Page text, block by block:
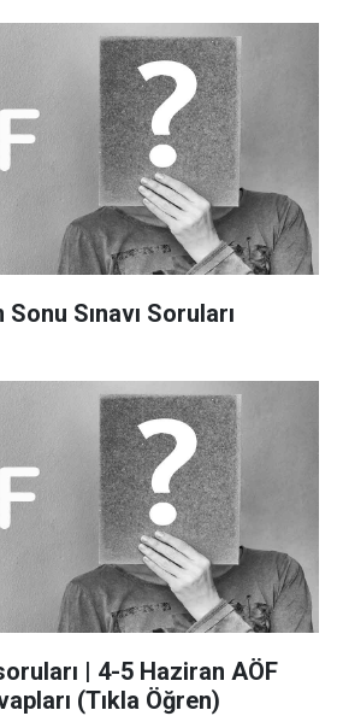
Sınavı Soruları
| 4-5 Haziran AÖF
(Tıkla Öğren)